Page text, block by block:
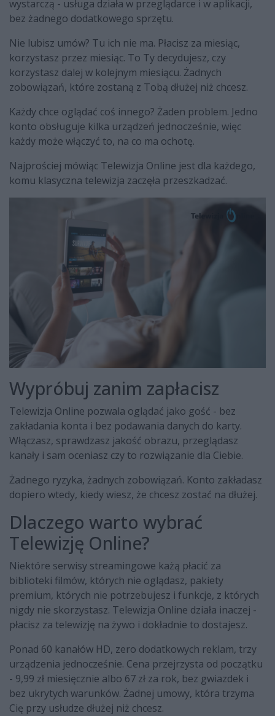
wystarczą - usługa działa w przeglądarce i w aplikacji,
bez żadnego dodatkowego sprzętu.
Nie lubisz umów? Tu ich nie ma. Płacisz za miesiąc,
korzystasz przez miesiąc. To Ty decydujesz, czy
korzystasz dalej w kolejnym miesiącu. Żadnych
zobowiązań, które zostaną z Tobą dłużej niż chcesz.
Każdy chce oglądać coś innego? Żaden problem. Jedno
konto obsługuje kilka urządzeń jednocześnie, więc
każdy może włączyć to, na co ma ochotę.
Najprościej mówiąc Telewizja Online jest dla każdego,
komu klasyczna telewizja zaczęła przeszkadzać.
Wypróbuj zanim zapłacisz
Telewizja Online pozwala oglądać jako gość - bez
zakładania konta i bez podawania danych do karty.
Włączasz, sprawdzasz jakość obrazu, przeglądasz
kanały i sam oceniasz czy to rozwiązanie dla Ciebie.
Żadnego ryzyka, żadnych zobowiązań. Konto zakładasz
dopiero wtedy, kiedy wiesz, że chcesz zostać na dłużej.
Dlaczego warto wybrać
Telewizję Online?
Niektóre serwisy streamingowe każą płacić za
biblioteki filmów, których nie oglądasz, pakiety
premium, których nie potrzebujesz i funkcje, z których
nigdy nie skorzystasz. Telewizja Online działa inaczej -
płacisz za telewizję na żywo i dokładnie to dostajesz.
Ponad 60 kanałów HD, zero dodatkowych reklam, trzy
urządzenia jednocześnie. Cena przejrzysta od początku
- 9,99 zł miesięcznie albo 67 zł za rok, bez gwiazdek i
bez ukrytych warunków. Żadnej umowy, która trzyma
Cię przy usłudze dłużej niż chcesz.